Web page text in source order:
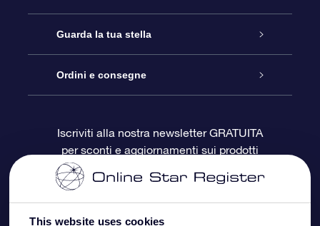
This website uses cookies
Contattaci
Blog
OSR Recensioni
Online Star Gift
Pacchetto regalo OSR
Gift Card OSR
Doni aziendali
Guarda la tua stella
Registro stellare
Star Page personalizzata
One Million Stars
Ordini e consegne
Informazioni di Pagamento
Iscriviti alla nostra newsletter GRATUITA
per sconti e aggiornamenti sui prodotti